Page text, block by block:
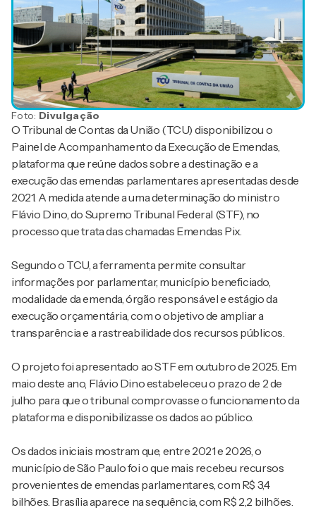
Foto: Divulgação
O Tribunal de Contas da União (TCU) disponibilizou o
Painel de Acompanhamento da Execução de Emendas,
plataforma que reúne dados sobre a destinação e a
execução das emendas parlamentares apresentadas desde
2021. A medida atende a uma determinação do ministro
Flávio Dino, do Supremo Tribunal Federal (STF), no
processo que trata das chamadas Emendas Pix.
Segundo o TCU, a ferramenta permite consultar
informações por parlamentar, município beneficiado,
modalidade da emenda, órgão responsável e estágio da
execução orçamentária, com o objetivo de ampliar a
transparência e a rastreabilidade dos recursos públicos.
O projeto foi apresentado ao STF em outubro de 2025. Em
maio deste ano, Flávio Dino estabeleceu o prazo de 2 de
julho para que o tribunal comprovasse o funcionamento da
plataforma e disponibilizasse os dados ao público.
Os dados iniciais mostram que, entre 2021 e 2026, o
município de São Paulo foi o que mais recebeu recursos
provenientes de emendas parlamentares, com R$ 3,4
bilhões. Brasília aparece na sequência, com R$ 2,2 bilhões.